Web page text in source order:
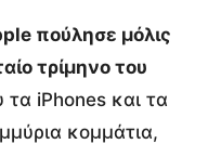
πούλησε μόλις
τρίμηνο του
iPhones και τα
κομμάτια,